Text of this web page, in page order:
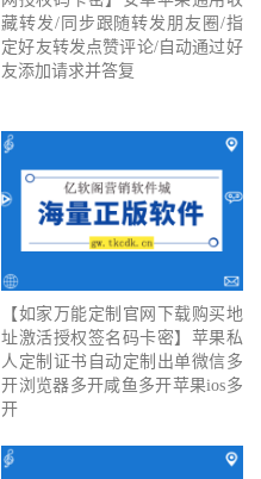
藏转发/同步跟随转发朋友圈/指
定好友转发点赞评论/自动通过好
友添加请求并答复
【如家万能定制官网下载购买地
址激活授权签名码卡密】苹果私
人定制证书自动定制出单微信多
开浏览器多开咸鱼多开苹果ios多
开